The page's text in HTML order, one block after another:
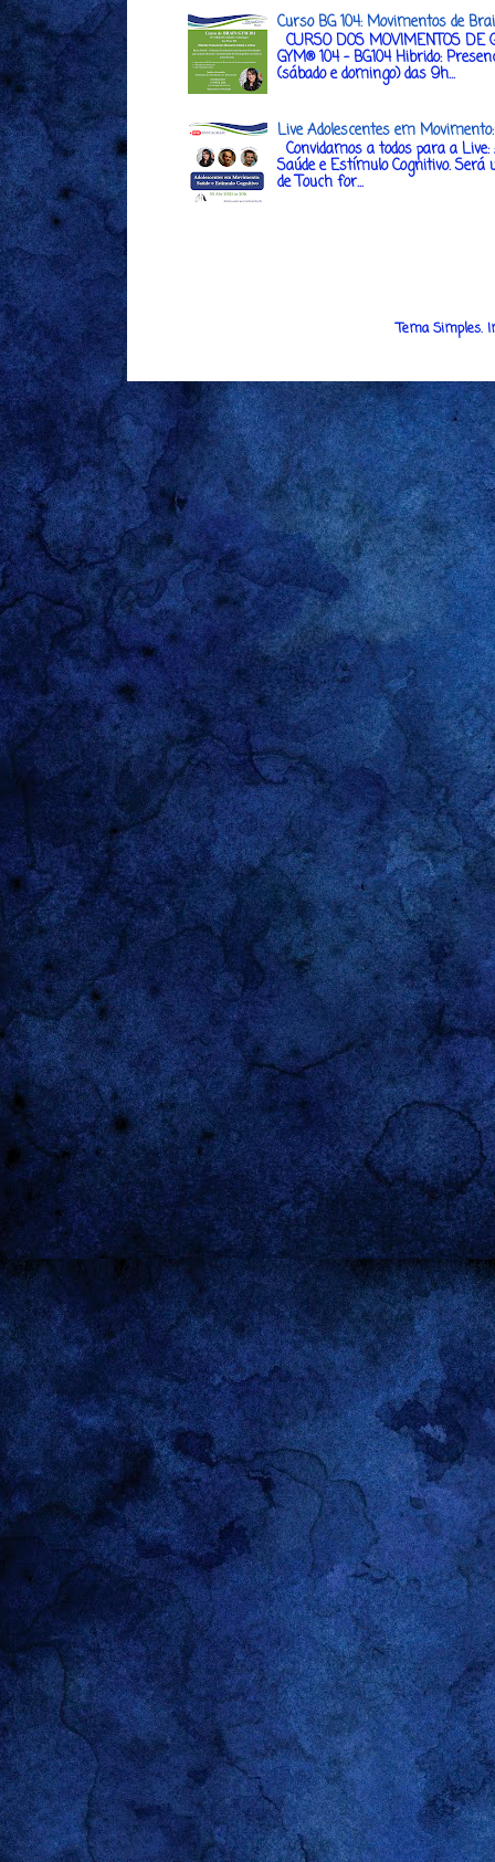
Curso BG 104: Movimentos de
CURSO DOS MOVIMENTOS DE
GYM® 104 - BG104 Hibrido:
(sábado e domingo) das 9h...
Live Adolescentes em
Convidamos a todos para a
Saúde e Estímulo Cognitivo.
de Touch for...
Tema Simples.